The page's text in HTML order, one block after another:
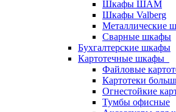
Шкафы ШАМ
Шкафы Valberg
Металлические
Сварные шкафы
Бухгалтерские шкафы
Картотечные шкафы
Файловые
Картотеки
Огнестойкие
Тумбы офисные